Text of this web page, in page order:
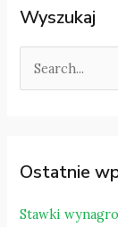
Wyszukaj
a
d
Ostatnie
Stawki